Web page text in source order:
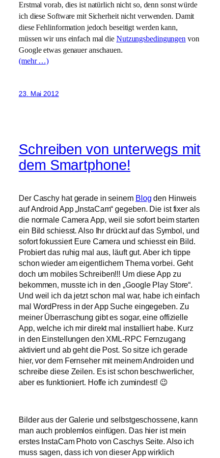
Erstmal vorab, dies ist natürlich nicht so, denn sonst würde
ich diese Software mit Sicherheit nicht verwenden. Damit
diese Fehlinformation jedoch beseitigt werden kann,
müssen wir uns einfach mal die Nutzungsbedingungen von
Google etwas genauer anschauen.
(mehr …)
23. Mai 2012
Schreiben von unterwegs mit
dem Smartphone!
Der Caschy hat gerade in seinem Blog den Hinweis
auf Android App „InstaCam“ gegeben. Die ist fixer als
die normale Camera App, weil sie sofort beim starten
ein Bild schiesst. Also Ihr drückt auf das Symbol, und
sofort fokussiert Eure Camera und schiesst ein Bild.
Probiert das ruhig mal aus, läuft gut. Aber ich tippe
schon wieder am eigentlichem Thema vorbei. Geht
doch um mobiles Schreiben!!! Um diese App zu
bekommen, musste ich in den „Google Play Store“.
Und weil ich da jetzt schon mal war, habe ich einfach
mal WordPress in der App Suche eingegeben. Zu
meiner Überraschung gibt es sogar, eine offizielle
App, welche ich mir direkt mal installiert habe. Kurz
in den Einstellungen den XML-RPC Fernzugang
aktiviert und ab geht die Post. So sitze ich gerade
hier, vor dem Fernseher mit meinem Androiden und
schreibe diese Zeilen. Es ist schon beschwerlicher,
aber es funktioniert. Hoffe ich zumindest! 😉
Bilder aus der Galerie und selbstgeschossene, kann
man auch problemlos einfügen. Das hier ist mein
erstes InstaCam Photo von Caschys Seite. Also ich
muss sagen, dass ich von dieser App wirklich